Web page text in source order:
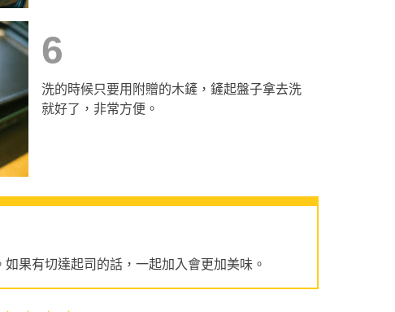
6
洗的時候只要用附贈的木鏟，鏟起盤子拿去洗
就好了，非常方便。
果有切達起司的話，一起加入會更加美味。